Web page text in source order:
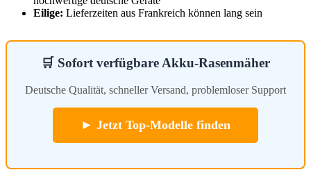
Eilige: Lieferzeiten aus Frankreich können lang sein
🛒 Sofort verfügbare Akku-Rasenmäher
Deutsche Qualität, schneller Versand, problemloser Support
► Jetzt Top-Modelle finden